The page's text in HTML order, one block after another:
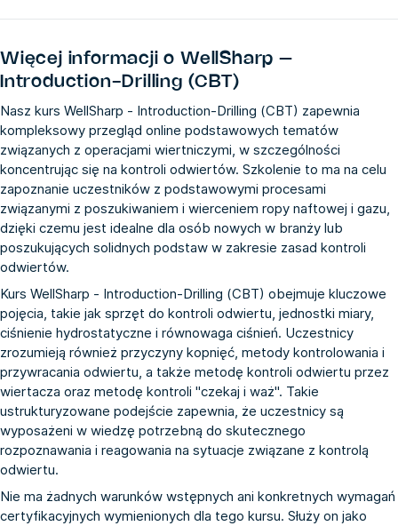
Więcej informacji o WellSharp –
Introduction-Drilling (CBT)
Nasz kurs WellSharp - Introduction-Drilling (CBT) zapewnia
kompleksowy przegląd online podstawowych tematów
związanych z operacjami wiertniczymi, w szczególności
koncentrując się na kontroli odwiertów. Szkolenie to ma na celu
zapoznanie uczestników z podstawowymi procesami
związanymi z poszukiwaniem i wierceniem ropy naftowej i gazu,
dzięki czemu jest idealne dla osób nowych w branży lub
poszukujących solidnych podstaw w zakresie zasad kontroli
odwiertów.
Kurs WellSharp - Introduction-Drilling (CBT) obejmuje kluczowe
pojęcia, takie jak sprzęt do kontroli odwiertu, jednostki miary,
ciśnienie hydrostatyczne i równowaga ciśnień. Uczestnicy
zrozumieją również przyczyny kopnięć, metody kontrolowania i
przywracania odwiertu, a także metodę kontroli odwiertu przez
wiertacza oraz metodę kontroli "czekaj i waż". Takie
ustrukturyzowane podejście zapewnia, że uczestnicy są
wyposażeni w wiedzę potrzebną do skutecznego
rozpoznawania i reagowania na sytuacje związane z kontrolą
odwiertu.
Nie ma żadnych warunków wstępnych ani konkretnych wymagań
certyfikacyjnych wymienionych dla tego kursu. Służy on jako